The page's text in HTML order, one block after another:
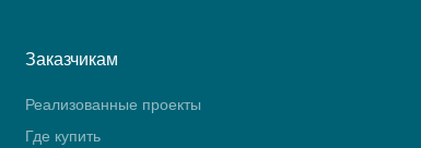
Заказчикам
Реализованные проекты
Где купить